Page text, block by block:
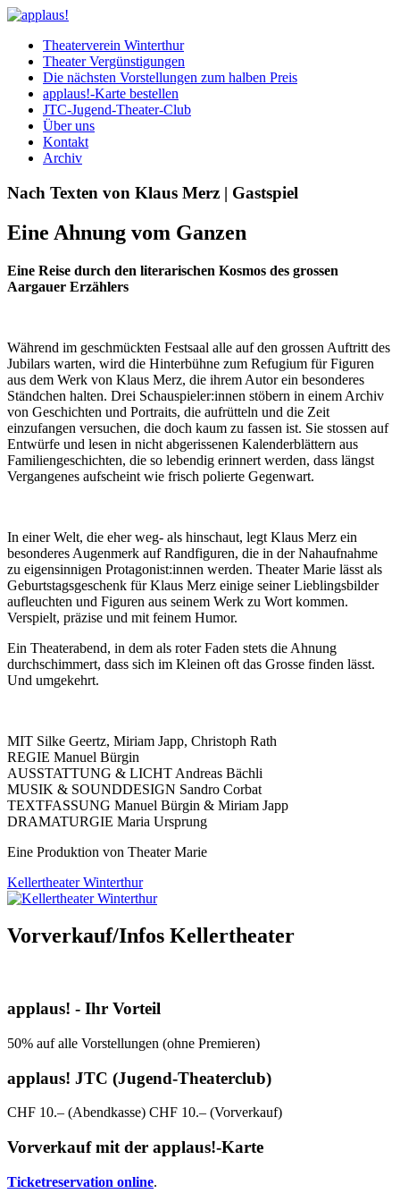
Theaterverein Winterthur
Theater Vergünstigungen
Die nächsten Vorstellungen zum halben Preis
applaus!-Karte bestellen
JTC-Jugend-Theater-Club
Über uns
Kontakt
Archiv
Nach Texten von Klaus Merz | Gastspiel
Eine Ahnung vom Ganzen
Eine Reise durch den literarischen Kosmos des grossen
Aargauer Erzählers
Während im geschmückten Festsaal alle auf den grossen Auftritt des
Jubilars warten, wird die Hinterbühne zum Refugium für Figuren
aus dem Werk von Klaus Merz, die ihrem Autor ein besonderes
Ständchen halten. Drei Schauspieler:innen stöbern in einem Archiv
von Geschichten und Portraits, die aufrütteln und die Zeit
einzufangen versuchen, die doch kaum zu fassen ist. Sie stossen auf
Entwürfe und lesen in nicht abgerissenen Kalenderblättern aus
Familiengeschichten, die so lebendig erinnert werden, dass längst
Vergangenes aufscheint wie frisch polierte Gegenwart.
In einer Welt, die eher weg- als hinschaut, legt Klaus Merz ein
besonderes Augenmerk auf Randfiguren, die in der Nahaufnahme
zu eigensinnigen Protagonist:innen werden. Theater Marie lässt als
Geburtstagsgeschenk für Klaus Merz einige seiner Lieblingsbilder
aufleuchten und Figuren aus seinem Werk zu Wort kommen.
Verspielt, präzise und mit feinem Humor.
Ein Theaterabend, in dem als roter Faden stets die Ahnung
durchschimmert, dass sich im Kleinen oft das Grosse finden lässt.
Und umgekehrt.
MIT Silke Geertz, Miriam Japp, Christoph Rath
REGIE Manuel Bürgin
AUSSTATTUNG & LICHT Andreas Bächli
MUSIK & SOUNDDESIGN Sandro Corbat
TEXTFASSUNG Manuel Bürgin & Miriam Japp
DRAMATURGIE Maria Ursprung
Eine Produktion von Theater Marie
Kellertheater Winterthur
Vorverkauf/Infos Kellertheater
applaus! - Ihr Vorteil
50% auf alle Vorstellungen (ohne Premieren)
applaus! JTC (Jugend-Theaterclub)
CHF 10.– (Abendkasse) CHF 10.– (Vorverkauf)
Vorverkauf mit der applaus!-Karte
Ticketreservation online.